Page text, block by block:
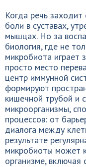
Когда речь
боли в суставах,
мышцах. Но за
биология, где не
микробиота играет
просто место
центр иммунной
формируют
кишечной трубой и
микроорганизмы,
процессов: от
диалога между
результате
микробиоты может
организме, включая